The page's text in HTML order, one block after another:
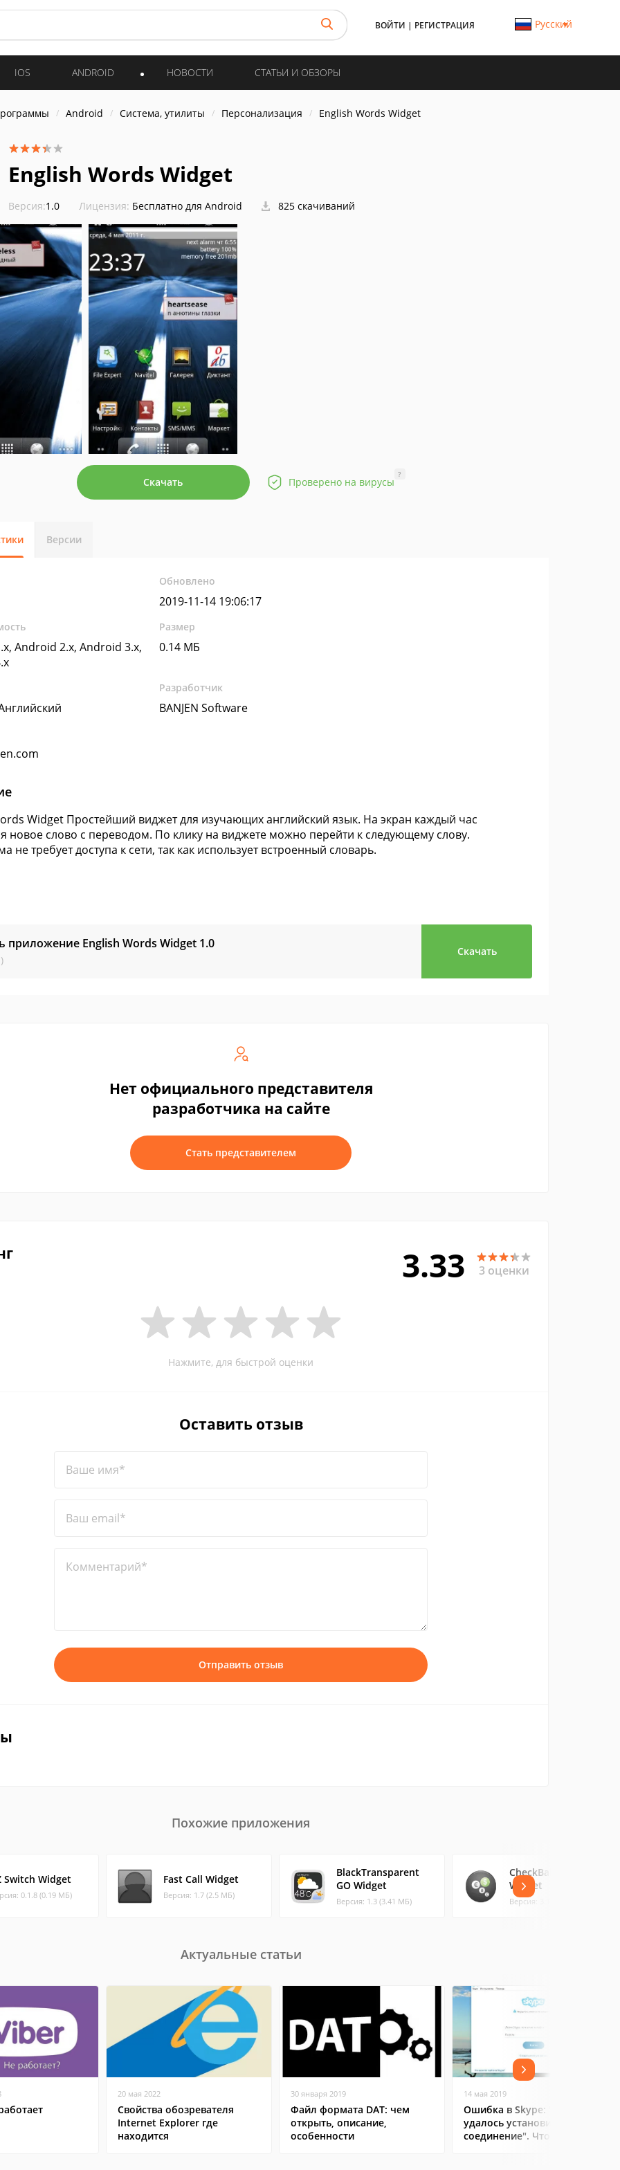
ВОЙТИ | РЕГИСТРАЦИЯ Русский
IOS ANDROID НОВОСТИ СТАТЬИ И ОБЗОРЫ
Android Система, утилиты Персонализация English Words Widget
English Words Widget
Версия:1.0 Лицензия: Бесплатно для Android 825 скачиваний
Скачать Проверено на вирусы
?
Версии
Обновлено
2019-11-14 19:06:17
Android 2.x, Android 3.x,
Размер
0.14 МБ
Разработчик
BANJEN Software
Widget Простейший виджет для изучающих английский язык. На экран каждый час
новое слово с переводом. По клику на виджете можно перейти к следующему слову.
не требует доступа к сети, так как использует встроенный словарь.
приложение English Words Widget 1.0
Скачать
Нет официального представителя
разработчика на сайте
Стать представителем
3.33 3 оценки
Нажмите, для быстрой оценки
Оставить отзыв
Ваше имя*
Ваш email*
Комментарий*
Отправить отзыв
Похожие приложения
Switch Widget
0.1.8 (0.19 МБ)
Fast Call Widget
Версия: 1.7 (2.5 МБ)
BlackTransparent
GO Widget
Версия: 1.3 (3.41 МБ)
CheckBalance
Widget
Версия: 3.1.3 (3.05 МБ)
Актуальные статьи
20 мая 2022
Свойства обозревателя
Internet Explorer где
находится
30 января 2019
Файл формата DAT: чем
открыть, описание,
особенности
14 мая 2019
Ошибка в Skype: "Не
удалось установить
соединение". Что делать?